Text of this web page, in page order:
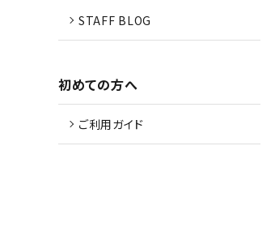
STAFF BLOG
初めての方へ
ご利用ガイド